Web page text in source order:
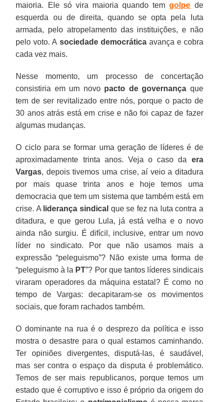
maioria. Ele só vira maioria quando temgolpe de
esquerda ou de direita, quando se opta pela luta
armada, pelo atropelamento das instituições, e não
pelo voto. A sociedade democráticaavança e cobra
cada vez mais.
Nesse momento, um processo de concertação
consistiria em um novo pacto de governança que
tem de ser revitalizado entre nós, porque o pacto de
30 anos atrás está em crise e não foi capaz de fazer
algumas mudanças.
O ciclo para se formar uma geração de líderes é de
aproximadamente trinta anos. Veja o caso da era
Vargas, depois tivemos uma crise, aí veio a ditadura
por mais quase trinta anos e hoje temos uma
democracia que tem um sistema que também está em
crise. A liderança sindical que se fez na luta contra a
ditadura, e que gerou Lula, já está velha e o novo
ainda não surgiu. É difícil, inclusive, entrar um novo
líder no sindicato. Por que não usamos mais a
expressão “peleguismo”? Não existe uma forma de
“peleguismo à la PT”? Por que tantos líderes sindicais
viraram operadores da máquina estatal? É como no
tempo de Vargas: decapitaram-se os movimentos
sociais, que foram rachados também.
O dominante na rua é o desprezo da política e isso
mostra o desastre para o qual estamos caminhando.
Ter opiniões divergentes, disputá-las, é saudável,
mas ser contra o espaço da disputa é problemático.
Temos de ser mais republicanos, porque temos um
estado que é corruptivo e isso é próprio da origem do